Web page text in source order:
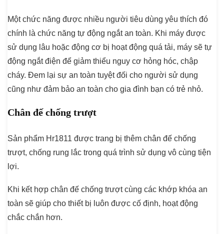
Một chức năng được nhiều người tiêu dùng yêu thích đó
chính là chức năng tự động ngắt an toàn. Khi máy được
sử dụng lâu hoặc động cơ bị hoạt động quá tải, máy sẽ tự
động ngắt điện để giảm thiểu nguy cơ hỏng hóc, chập
cháy. Đem lại sự an toàn tuyệt đối cho người sử dụng
cũng như đảm bảo an toàn cho gia đình bạn có trẻ nhỏ.
Chân đế chống trượt
Sản phẩm Hr1811 được trang bị thêm chân đế chống
trượt, chống rung lắc trong quá trình sử dụng vô cùng tiện
lợi.
Khi kết hợp chân đế chống trượt cùng các khớp khóa an
toàn sẽ giúp cho thiết bị luôn được cố định, hoạt động
chắc chắn hơn.